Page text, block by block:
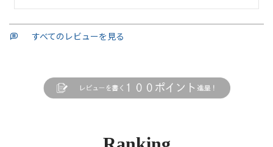
すべてのレビューを見る